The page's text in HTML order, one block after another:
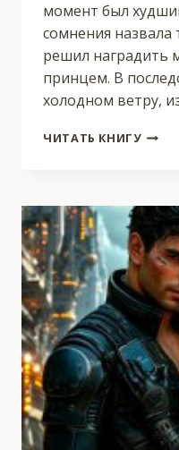
момент был
сомнения назвала
решил наградить
принцем. В
холодном ветру,
ЧИТАТЬ КНИГУ